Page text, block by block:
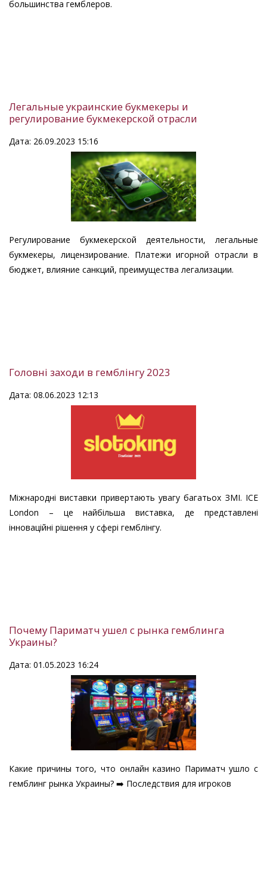
большинства гемблеров.
Легальные украинские букмекеры и
регулирование букмекерской отрасли
Дата: 26.09.2023 15:16
Регулирование букмекерской деятельности, легальные
букмекеры, лицензирование. Платежи игорной отрасли в
бюджет, влияние санкций, преимущества легализации.
Головні заходи в гемблінгу 2023
Дата: 08.06.2023 12:13
Міжнародні виставки привертають увагу багатьох ЗМІ. ICE
London – це найбільша виставка, де представлені
інноваційні рішення у сфері гемблінгу.
Почему Париматч ушел с рынка гемблинга
Украины?
Дата: 01.05.2023 16:24
Какие причины того, что онлайн казино Париматч ушло с
гемблинг рынка Украины? ➡️ Последствия для игроков